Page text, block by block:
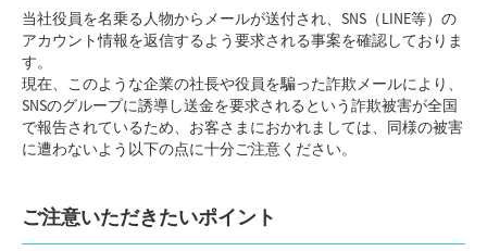
当社役員を名乗る人物からメールが送付され、SNS（LINE等）の
アカウント情報を返信するよう要求される事案を確認しておりま
す。
現在、このような企業の社長や役員を騙った詐欺メールにより、
SNSのグループに誘導し送金を要求されるという詐欺被害が全国
で報告されているため、お客さまにおかれましては、同様の被害
に遭わないよう以下の点に十分ご注意ください。
ご注意いただきたいポイント